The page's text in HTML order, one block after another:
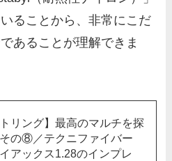
ることから、非常にこだ
あることが理解できま
トリング】最高のマルチを探
の⑧／テクニファイバー
イアックス1.28のインプレ